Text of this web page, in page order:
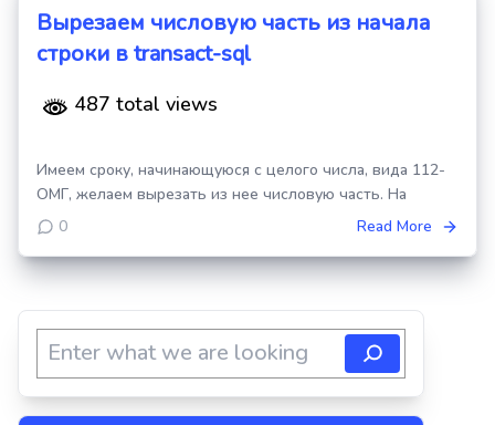
Вырезаем числовую часть из начала
строки в transact-sql
487 total views
Имеем сроку, начинающуюся с целого числа, вида 112-
ОМГ, желаем вырезать из нее числовую часть. На
0
Read More